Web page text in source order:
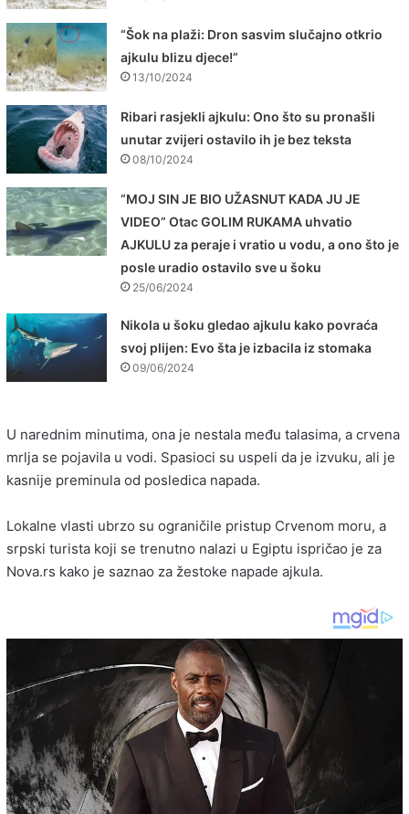
“Šok na plaži: Dron sasvim slučajno otkrio
ajkulu blizu djece!”
13/10/2024
Ribari rasjekli ajkulu: Ono što su pronašli
unutar zvijeri ostavilo ih je bez teksta
08/10/2024
“MOJ SIN JE BIO UŽASNUT KADA JU JE
VIDEO” Otac GOLIM RUKAMA uhvatio
AJKULU za peraje i vratio u vodu, a ono što je
posle uradio ostavilo sve u šoku
25/06/2024
Nikola u šoku gledao ajkulu kako povraća
svoj plijen: Evo šta je izbacila iz stomaka
09/06/2024
U narednim minutima, ona je nestala među talasima, a crvena
mrlja se pojavila u vodi. Spasioci su uspeli da je izvuku, ali je
kasnije preminula od posledica napada.
Lokalne vlasti ubrzo su ograničile pristup Crvenom moru, a
srpski turista koji se trenutno nalazi u Egiptu ispričao je za
Nova.rs kako je saznao za žestoke napade ajkula.